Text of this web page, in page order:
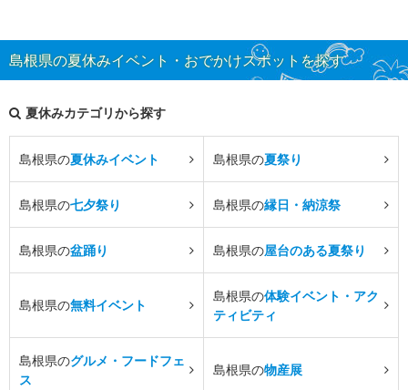
島根県の夏休みイベント・おでかけスポットを探す
夏休みカテゴリから探す
島根県の夏休みイベント 島根県の夏祭り
島根県の七夕祭り 島根県の縁日・納涼祭
島根県の盆踊り 島根県の屋台のある夏祭り
島根県の無料イベント
島根県の体験イベント・アク
ティビティ
島根県のグルメ・フードフェ
ス
島根県の物産展